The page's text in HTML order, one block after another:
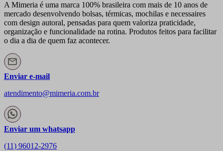
A Mimeria é uma marca 100% brasileira com mais de 10 anos de
mercado desenvolvendo bolsas, térmicas, mochilas e necessaires
com design autoral, pensadas para quem valoriza praticidade,
organização e funcionalidade na rotina. Produtos feitos para facilitar
o dia a dia de quem faz acontecer.
Enviar e-mail
atendimento@mimeria.com.br
Enviar um whatsapp
(11) 96012-2976